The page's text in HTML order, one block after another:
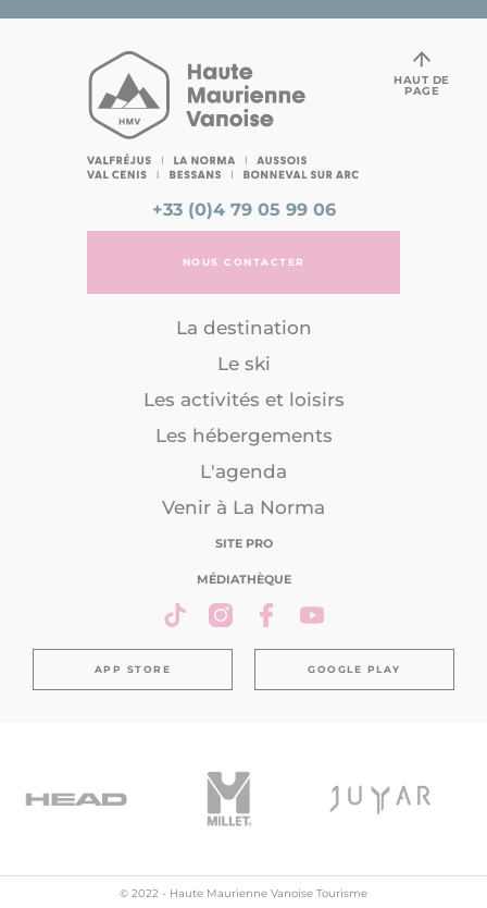
+33 (0)4 79 05 99 06
NOUS CONTACTER
La destination
Le ski
Les activités et loisirs
Les hébergements
L'agenda
Venir à La Norma
SITE PRO
MÉDIATHÈQUE
APP STORE GOOGLE PLAY
HAUT DE
PAGE
© 2022 - Haute Maurienne Vanoise Tourisme